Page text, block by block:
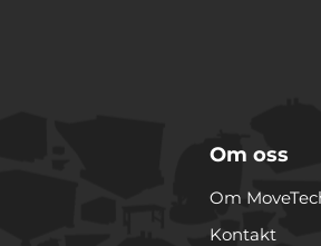
Om oss
Om
Kontakt